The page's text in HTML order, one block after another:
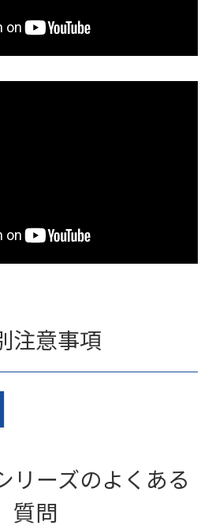
注意事項
リーズのよくある
質問